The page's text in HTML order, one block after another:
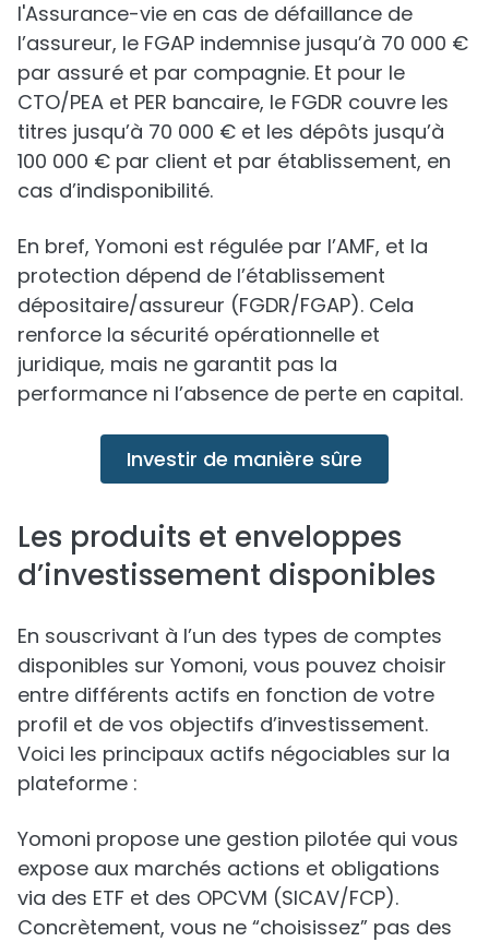
l'Assurance-vie en cas de défaillance de
l’assureur, le FGAP indemnise jusqu’à 70 000 €
par assuré et par compagnie. Et pour le
CTO/PEA et PER bancaire, le FGDR couvre les
titres jusqu’à 70 000 € et les dépôts jusqu’à
100 000 € par client et par établissement, en
cas d’indisponibilité.
En bref, Yomoni est régulée par l’AMF, et la
protection dépend de l’établissement
dépositaire/assureur (FGDR/FGAP). Cela
renforce la sécurité opérationnelle et
juridique, mais ne garantit pas la
performance ni l’absence de perte en capital.
Investir de manière sûre
Les produits et enveloppes
d’investissement disponibles
En souscrivant à l’un des types de comptes
disponibles sur Yomoni, vous pouvez choisir
entre différents actifs en fonction de votre
profil et de vos objectifs d’investissement.
Voici les principaux actifs négociables sur la
plateforme :
Yomoni propose une gestion pilotée qui vous
expose aux marchés actions et obligations
via des ETF et des OPCVM (SICAV/FCP).
Concrètement, vous ne “choisissez” pas des